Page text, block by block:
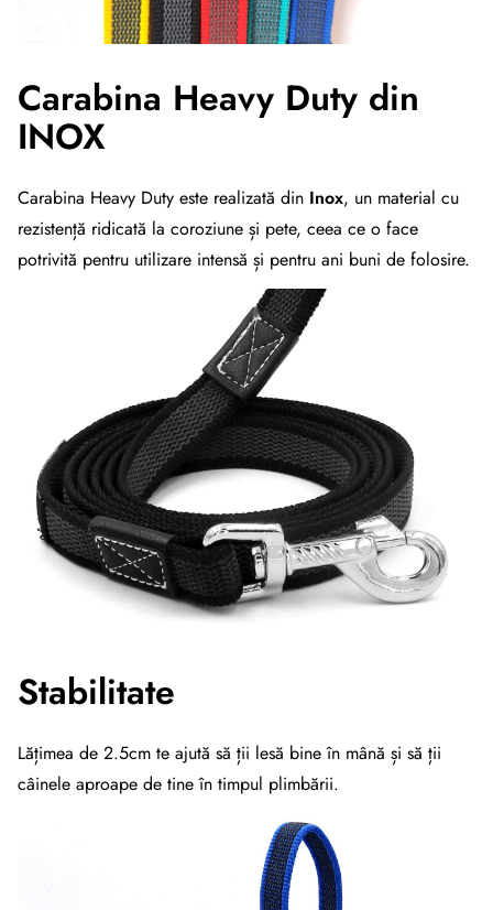
Carabina Heavy Duty din
INOX
Carabina Heavy Duty este realizată din Inox, un material cu
rezistență ridicată la coroziune și pete, ceea ce o face
potrivită pentru utilizare intensă și pentru ani buni de folosire.
Stabilitate
Lățimea de 2.5cm te ajută să ții lesă bine în mână și să ții
câinele aproape de tine în timpul plimbării.